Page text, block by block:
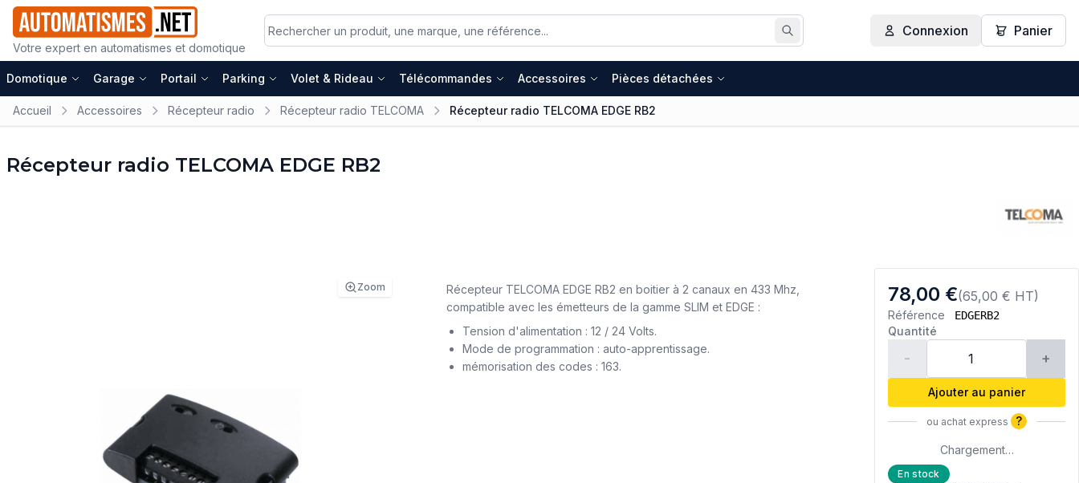
Votre expert en automatismes et domotique
Rechercher
Connexion Panier
Domotique Garage Portail Parking Volet & Rideau Télécommandes Accessoires Pièces détachées
Accueil Accessoires Récepteur radio Récepteur radio TELCOMA Récepteur radio TELCOMA EDGE RB2
Récepteur radio TELCOMA EDGE RB2
Zoom 78,00 €(65,00 € HT)
Référence EDGERB2
Quantité
- +
Ajouter au panier
ou achat express ?
Chargement…
En stock
Récepteur TELCOMA EDGE RB2 en boitier à 2 canaux en 433 Mhz,
compatible avec les émetteurs de la gamme SLIM et EDGE :
Tension d'alimentation : 12 / 24 Volts.
Mode de programmation : auto-apprentissage.
mémorisation des codes : 163.